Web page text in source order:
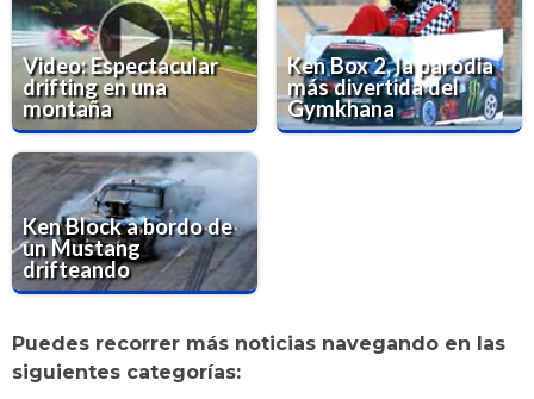
Video: Espectacular
drifting en una
montaña
Ken Box 2, la parodia
más divertida del
Gymkhana
Ken Block a bordo de
un Mustang
drifteando
Puedes recorrer más noticias navegando en las
siguientes categorías: